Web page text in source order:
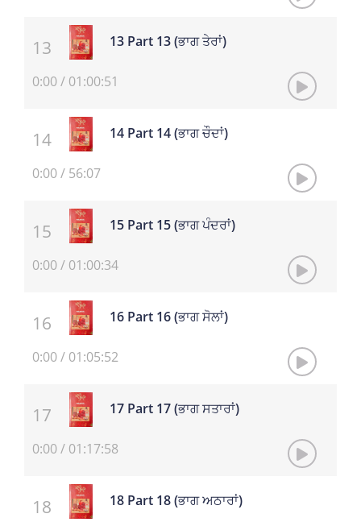
13 Part 13 (ਭਾਗ ਤੇਰਾਂ)
0:00/ 01:00:51
14 Part 14 (ਭਾਗ ਚੌਦਾਂ)
0:00/ 56:07
15 Part 15 (ਭਾਗ ਪੰਦਰਾਂ)
0:00/ 01:00:34
16 Part 16 (ਭਾਗ ਸੋਲਾਂ)
0:00/ 01:05:52
17 Part 17 (ਭਾਗ ਸਤਾਰਾਂ)
0:00/ 01:17:58
18 Part 18 (ਭਾਗ ਅਠਾਰਾਂ)